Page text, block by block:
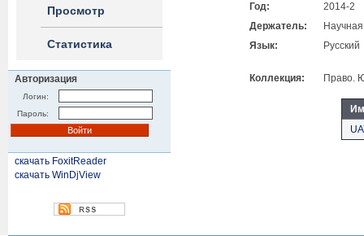
Просмотр
Статистика
Авторизация
Логин:
Пароль:
скачать FoxitReader
скачать WinDjView
Год:
2014-2
Держатель:
Язык:
Русский
Коллекция: Право.